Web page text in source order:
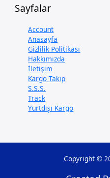
Sayfalar
Account
Anasayfa
Gizlilik Politikası
Hakkımızda
İletişim
Kargo Takip
S.S.S.
Track
Yurtdışı Kargo
Copyright ©